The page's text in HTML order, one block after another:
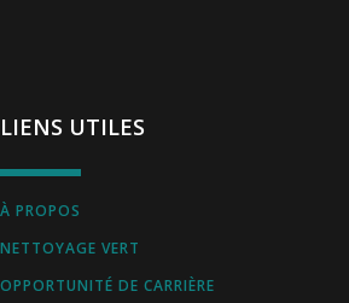
LIENS UTILES
À PROPOS
NETTOYAGE VERT
OPPORTUNITÉ DE CARRIÈRE